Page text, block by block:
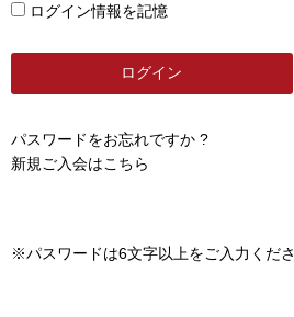
ログイン情報を記憶
パスワードをお忘れですか ?
新規ご入会はこちら
※パスワードは6文字以上をご入力くださ